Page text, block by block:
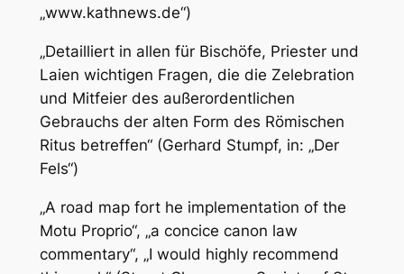
„www.kathnews.de“)
„Detailliert in allen für Bischöfe, Priester und
Laien wichtigen Fragen, die die Zelebration
und Mitfeier des außerordentlichen
Gebrauchs der alten Form des Römischen
Ritus betreffen“ (Gerhard Stumpf, in: „Der
Fels“)
„A road map fort he implementation of the
Motu Proprio“, „a concice canon law
commentary“, „I would highly recommend